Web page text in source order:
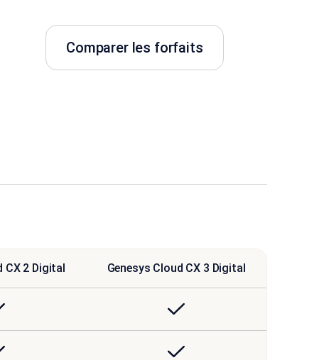
Comparer les forfaits
CX 2 Digital Genesys Cloud CX 3 Digital